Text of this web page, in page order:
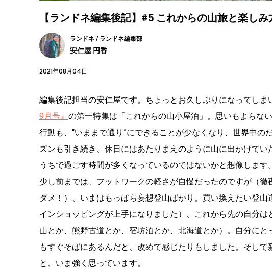
【ランドネ編集後記】#5 これからの山旅と楽しみ
ランドネ / ランドネ編集部
安仁屋 円香
2021年08月04日
編集後記担当の安仁屋です。ちょっとお久しぶりになってし
9月号』 の第一特集は「これからの山小屋泊」。思いもよらな
行動も、“いままで通り”にできることが少なくなり、世界中の
ズンも引き続き、休日にはあたりまえのように山に出かけて
うちで過ごす時間が多くなっているのではないかと想像します
少し前までは、フットワークの軽さが自慢だったのですが（
ダメ！）、いまはもっぱら妄想登山ばかり。買い換えたい登
インショッピングが上手になりました）、これから先の自分
山とか、熊野古道とか、宿坊泊とか、北海道とか）。自分に
もすぐそばにあるんだと、改めて感じたりもしました。そし
と、いま強く思っています。